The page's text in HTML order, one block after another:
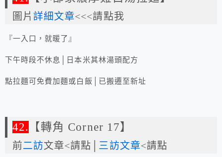
圖片詳細文章<<<請點我
『一入口，就暖了』
下午時段不休息│日本米其林湯頭配方
點拉麵可免費加麵或白飯│已搬遷至新址
42. 【轉角 Corner 17】
前二訪文章<請點│ 三訪文章<請點